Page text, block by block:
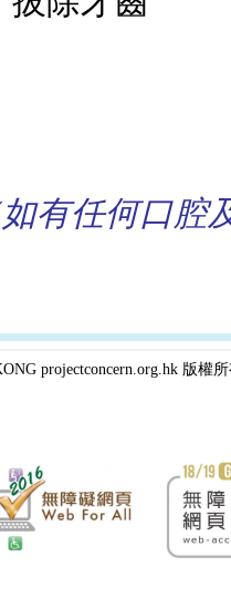
如有任何口
projectconcern.org.hk 版權